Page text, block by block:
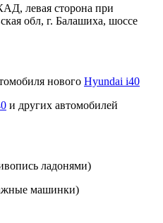
левая сторона при
обл, г. Балашиха, шоссе
нового Hyundai i40
и других автомобилей
ладонями)
машинки)